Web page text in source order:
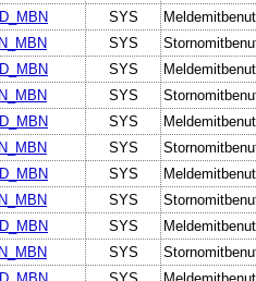
SYS
SYS
SYS
SYS
SYS
SYS
SYS
SYS
SYS
SYS